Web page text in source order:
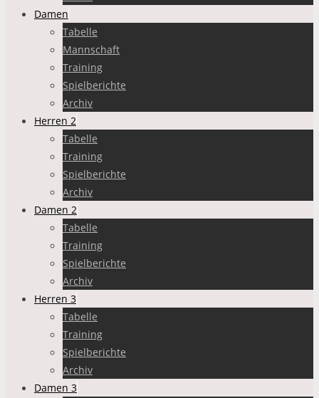
Damen
Tabelle
Mannschaft
Training
Spielberichte
Archiv
Herren 2
Tabelle
Training
Spielberichte
Archiv
Damen 2
Tabelle
Training
Spielberichte
Archiv
Herren 3
Tabelle
Training
Spielberichte
Archiv
Damen 3